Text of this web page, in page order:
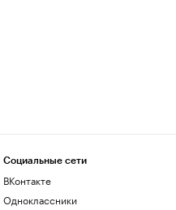
Социальные сети
ВКонтакте
Одноклассники